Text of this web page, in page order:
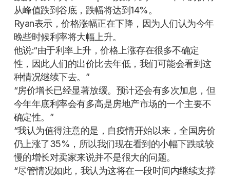
从峰值跌到谷底，跌幅将达到14%。
Ryan表示，价格涨幅正在下降，因为人们认为今年
晚些时候利率将大幅上升。
他说:“由于利率上升，价格上涨存在很多不确定
性，因此人们的出价比去年低，我们可能会看到这
种情况继续下去。”
“房价增长已经显著放缓。预计还会有多次加息，但
今年年底利率会有多高是房地产市场的一个主要不
确定性。”
“我认为值得注意的是，自疫情开始以来，全国房价
仍上涨了35%，所以我们现在看到的小幅下跌或较
慢的增长对卖家来说并不是很大的问题。
“尽管情况如此，我认为这将在一段时间内继续支撑